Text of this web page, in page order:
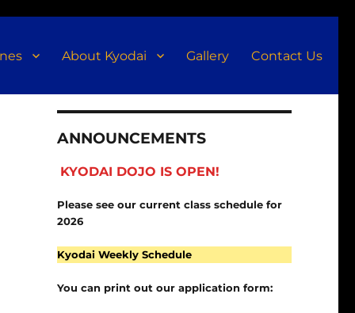
About Kyodai Gallery Contact Us
ANNOUNCEMENTS
KYODAI DOJO IS OPEN!
Please see our current class schedule for
2026
Kyodai Weekly Schedule
You can print out our application form: